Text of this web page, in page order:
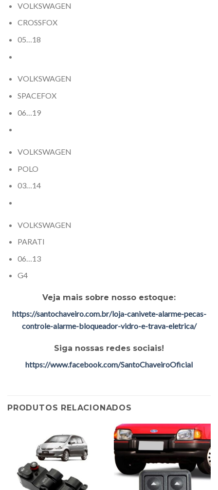
VOLKSWAGEN
CROSSFOX
05…18
VOLKSWAGEN
SPACEFOX
06…19
VOLKSWAGEN
POLO
03…14
VOLKSWAGEN
PARATI
06…13
G4
Veja mais sobre nosso estoque:
https://santochaveiro.com.br/loja-canivete-alarme-pecas-
controle-alarme-bloqueador-vidro-e-trava-eletrica/
Siga nossas redes sociais!
https://www.facebook.com/SantoChaveiroOficial
PRODUTOS RELACIONADOS